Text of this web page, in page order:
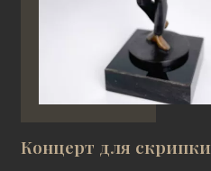
Концерт для скрипки